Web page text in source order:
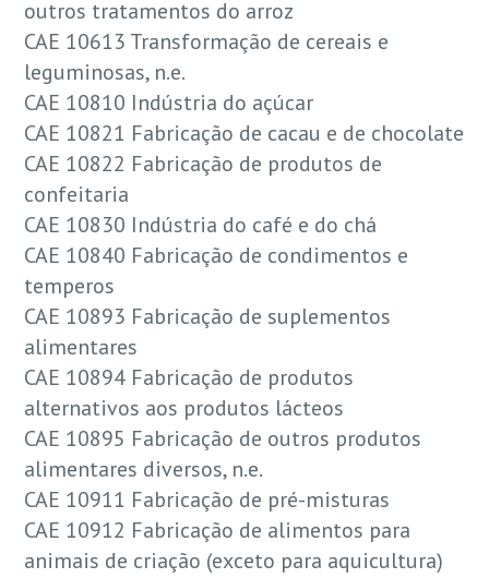
outros tratamentos do arroz
CAE 10613 Transformação de cereais e
leguminosas, n.e.
CAE 10810 Indústria do açúcar
CAE 10821 Fabricação de cacau e de chocolate
CAE 10822 Fabricação de produtos de
confeitaria
CAE 10830 Indústria do café e do chá
CAE 10840 Fabricação de condimentos e
temperos
CAE 10893 Fabricação de suplementos
alimentares
CAE 10894 Fabricação de produtos
alternativos aos produtos lácteos
CAE 10895 Fabricação de outros produtos
alimentares diversos, n.e.
CAE 10911 Fabricação de pré-misturas
CAE 10912 Fabricação de alimentos para
animais de criação (exceto para aquicultura)